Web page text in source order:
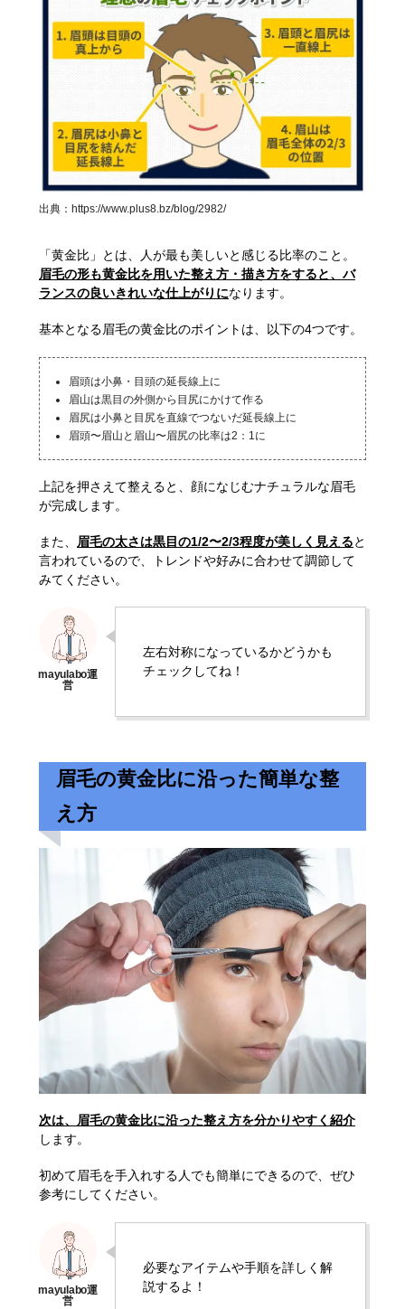
出典： https://www.plus8.bz/blog/2982/
「黄金比」とは、人が最も美しいと感じる比率のこと。
眉毛の形も黄金比を用いた整え方・描き方をすると、バ
ランスの良いきれいな仕上がりになります。
基本となる眉毛の黄金比のポイントは、以下の4つです。
眉頭は小鼻・目頭の延長線上に
眉山は黒目の外側から目尻にかけて作る
眉尻は小鼻と目尻を直線でつないだ延長線上に
眉頭〜眉山と眉山〜眉尻の比率は2：1に
上記を押さえて整えると、顔になじむナチュラルな眉毛
が完成します。
また、 眉毛の太さは黒目の1/2〜2/3程度が美しく見えると
言われているので、トレンドや好みに合わせて調節して
みてください。
左右対称になっているかどうかも
チェックしてね！
眉毛の黄金比に沿った簡単な整
え方
次は、眉毛の黄金比に沿った整え方を分かりやすく紹介
します。
初めて眉毛を手入れする人でも簡単にできるので、ぜひ
参考にしてください。
必要なアイテムや手順を詳しく解
説するよ！